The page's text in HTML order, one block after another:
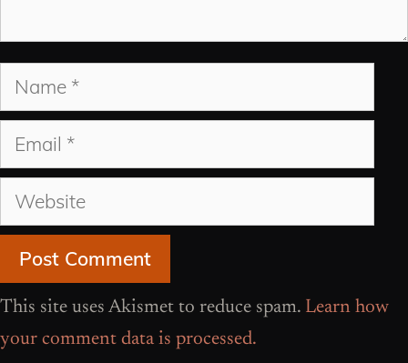
Name
Email
Website
This site uses Akismet to reduce spam. Learn how
your comment data is processed.